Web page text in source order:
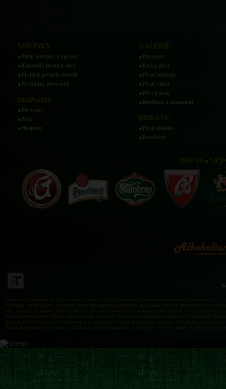
NOVINKY
●Pivní novinky a zprávy
●Kalendář pivních akcí
●Přehled pivních soutěží
●Prohlídky pivovarů
SEZNAMY
●Pivovary
●Piva
●Hospody
GALERIE
●Pivovary
●Krása piva
●Pivní reklamy
●Pivní videa
●Pivo a ženy
●Hostinští a stamgasti
DISKUSE
●Pivní diskuse
●Facebook
TOP 10 ●
N